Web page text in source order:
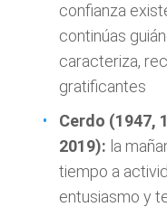
confianza
continúas
caracteriza,
gratificantes
Cerdo (1947,
2019): la
tiempo a
entusiasmo y